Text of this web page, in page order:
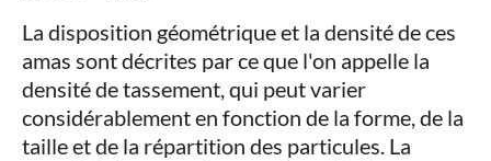
La disposition géométrique et la densité de ces
amas sont décrites par ce que l'on appelle la
densité de tassement, qui peut varier
considérablement en fonction de la forme, de la
taille et de la répartition des particules. La